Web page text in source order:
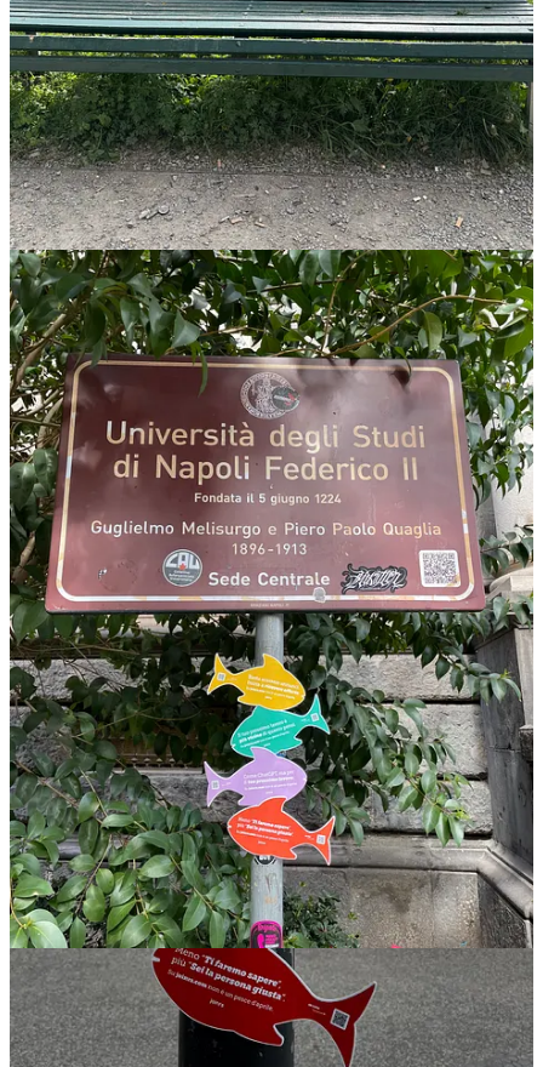
Substackè la casa della grande cultura